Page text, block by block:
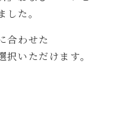
た。
合わせた
いただけます。